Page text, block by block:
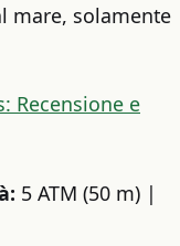
mare, solamente
Recensione e
5 ATM (50 m) |